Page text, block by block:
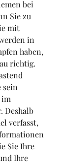
bei
Sie zu
mit
in
haben,
richtig.
sein
im
Deshalb
verfasst,
Sie Ihre
Ihre